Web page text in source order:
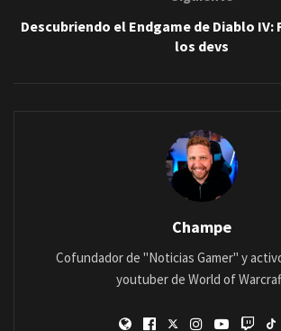
Descubriendo el Endgame de Diablo IV:
los devs
Champe
Cofundador de "Noticias Gamer" y
youtuber de World of